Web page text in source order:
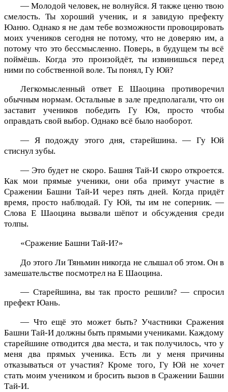
— Молодой человек, не волнуйся. Я также ценю твою
смелость. Ты хороший ученик, и я завидую префекту
Юаню. Однако я не дам тебе возможности провоцировать
моих учеников сегодня не потому, что не доверяю им, а
потому что это бессмысленно. Поверь, в будущем ты всё
поймёшь. Когда это произойдёт, ты извинишься перед
ними по собственной воле. Ты понял, Гу Юй?
Легкомысленный ответ Е Шаоцина противоречил
обычным нормам. Остальные в зале предполагали, что он
заставит учеников победить Гу Юя, просто чтобы
оправдать свой выбор. Однако всё было наоборот.
— Я подожду этого дня, старейшина. — Гу Юй
стиснул зубы.
— Это будет не скоро. Башня Тай-И скоро откроется.
Как мои прямые ученики, они оба примут участие в
Сражении Башни Тай-И через пять дней. Когда придёт
время, просто наблюдай. Гу Юй, ты им не соперник. —
Слова Е Шаоцина вызвали шёпот и обсуждения среди
толпы.
«Сражение Башни Тай-И?»
До этого Ли Тяньмин никогда не слышал об этом. Он в
замешательстве посмотрел на Е Шаоцина.
— Старейшина, вы так просто решили? — спросил
префект Юань.
— Что ещё это может быть? Участники Сражения
Башни Тай-И должны быть прямыми учениками. Каждому
старейшине отводится два места, и так получилось, что у
меня два прямых ученика. Есть ли у меня причины
отказываться от участия? Кроме того, Гу Юй не хочет
стать моим учеником и бросить вызов в Сражении Башни
Тай-И.